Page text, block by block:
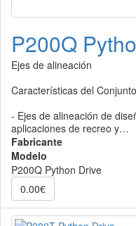
P200Q
Ejes de alineación
Características del
- Ejes de alineación de
aplicaciones de recreo y…
Fabricante
Modelo
P200Q Python Drive
0.00€